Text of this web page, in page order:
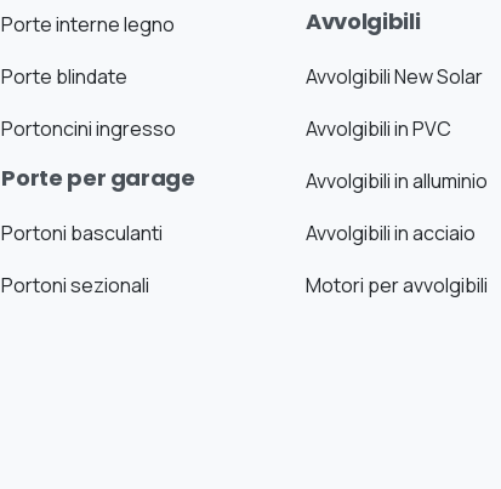
Porte interne legno
Porte blindate
Portoncini ingresso
Porte per garage
Portoni basculanti
Portoni sezionali
Avvolgibili
Avvolgibili New Solar
Avvolgibili in PVC
Avvolgibili in alluminio
Avvolgibili in acciaio
Motori per avvolgibili